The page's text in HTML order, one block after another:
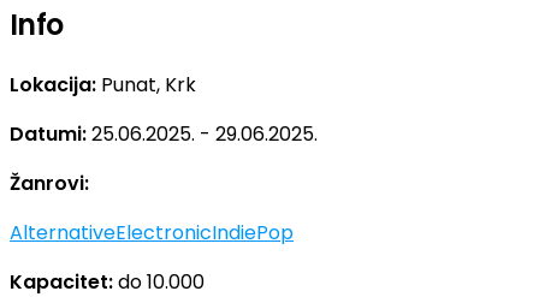
Info
Lokacija: Punat, Krk
Datumi:25.06.2025. - 29.06.2025.
Žanrovi:
AlternativeElectronicIndiePop
Kapacitet:do 10.000